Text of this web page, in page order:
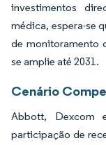
investimentos
médica, espera-se
de monitoramento
se amplie até 2031.
Cenário
Abbott, Dexcom
participação de